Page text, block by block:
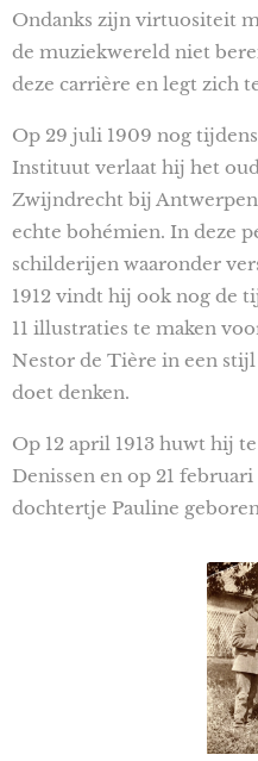
Ondanks zijn virtuositeit
de muziekwereld niet
deze carrière en legt zich
Op 29 juli 1909 nog
Instituut verlaat hij het
Zwijndrecht bij
echte bohémien. In deze
schilderijen waaronder
1912 vindt hij ook nog de
11 illustraties te maken
Nestor de Tière in een
doet denken.
Op 12 april 1913 huwt hij
Denissen en op 21
dochtertje Pauline